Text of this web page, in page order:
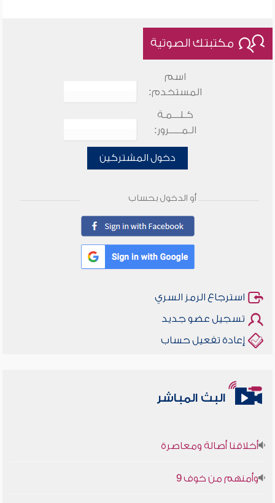
مكتبتك الصوتية
اسم
المستخدم:
كـلـــمـة
الـمـــــرور:
دخول المشتركين
أو الدخول بحساب
استرجاع الرمز السري
تسجيل عضو جديد
إعادة تفعيل حساب
البث المباشر
أخلاقنا أصالة ومعاصرة
وأمنهم من خوف 9